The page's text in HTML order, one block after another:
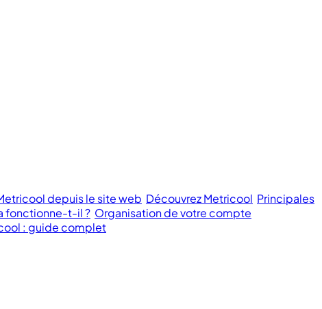
depuis le site web Découvrez Metricool Principales
fonctionne-t-il ? Organisation de votre compte
: guide complet